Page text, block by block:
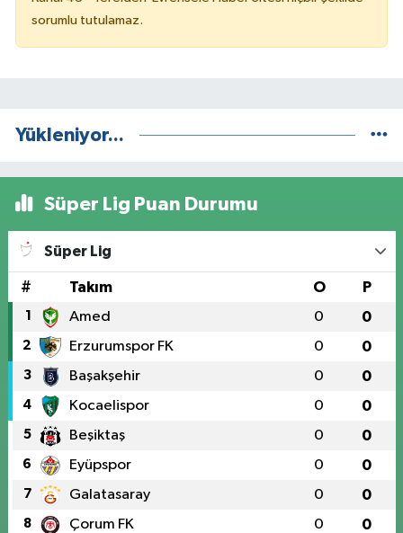
sorumlu tutulamaz.
Yükleniyor...
Süper Lig Puan Durumu
Süper Lig
# Takım O P
1 Amed 0 0
2 Erzurumspor FK 0 0
3 Başakşehir 0 0
4 Kocaelispor 0 0
5 Beşiktaş 0 0
6 Eyüpspor 0 0
7 Galatasaray 0 0
8 Çorum FK 0 0